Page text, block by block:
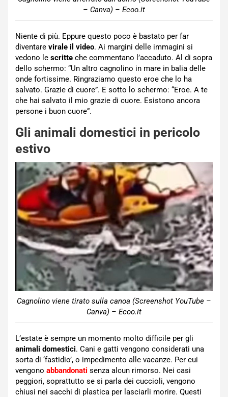
– Canva) – Ecoo.it
Niente di più. Eppure questo poco è bastato per far
diventare virale il video. Ai margini delle immagini si
vedono le scritte che commentano l’accaduto. Al di sopra
dello schermo: “Un altro cagnolino in mare in balia delle
onde fortissime. Ringraziamo questo eroe che lo ha
salvato. Grazie di cuore”. E sotto lo schermo: “Eroe. A te
che hai salvato il mio grazie di cuore. Esistono ancora
persone i buon cuore”.
Gli animali domestici in pericolo
estivo
Cagnolino viene tirato sulla canoa (Screenshot YouTube –
Canva) – Ecoo.it
L’estate è sempre un momento molto difficile per gli
animali domestici. Cani e gatti vengono considerati una
sorta di ‘fastidio’, o impedimento alle vacanze. Per cui
vengono abbandonati senza alcun rimorso. Nei casi
peggiori, soprattutto se si parla dei cuccioli, vengono
chiusi nei sacchi di plastica per lasciarli morire. Questi